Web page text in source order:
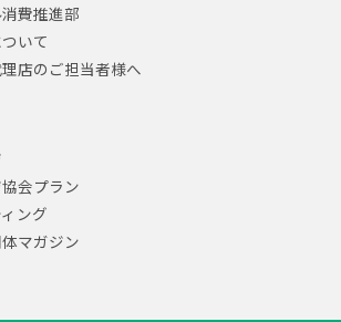
費推進部
いて
店のご担当者様へ
会プラン
ング
マガジン